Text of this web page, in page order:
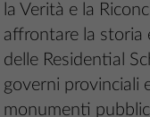
la Verità e la
affrontare la storia
delle Residential
governi provinciali
monumenti